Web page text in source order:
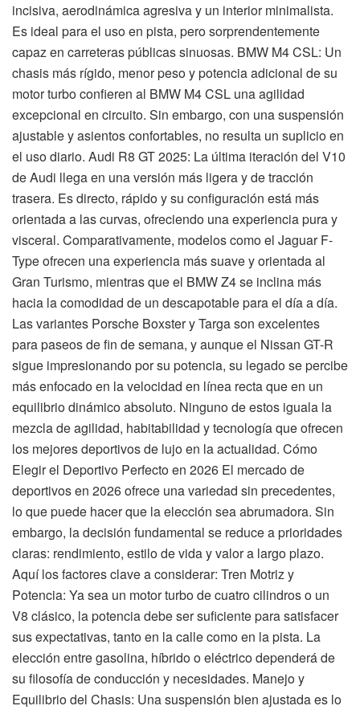
incisiva, aerodinámica agresiva y un interior minimalista.
Es ideal para el uso en pista, pero sorprendentemente
capaz en carreteras públicas sinuosas. BMW M4 CSL: Un
chasis más rígido, menor peso y potencia adicional de su
motor turbo confieren al BMW M4 CSL una agilidad
excepcional en circuito. Sin embargo, con una suspensión
ajustable y asientos confortables, no resulta un suplicio en
el uso diario. Audi R8 GT 2025: La última iteración del V10
de Audi llega en una versión más ligera y de tracción
trasera. Es directo, rápido y su configuración está más
orientada a las curvas, ofreciendo una experiencia pura y
visceral. Comparativamente, modelos como el Jaguar F-
Type ofrecen una experiencia más suave y orientada al
Gran Turismo, mientras que el BMW Z4 se inclina más
hacia la comodidad de un descapotable para el día a día.
Las variantes Porsche Boxster y Targa son excelentes
para paseos de fin de semana, y aunque el Nissan GT-R
sigue impresionando por su potencia, su legado se percibe
más enfocado en la velocidad en línea recta que en un
equilibrio dinámico absoluto. Ninguno de estos iguala la
mezcla de agilidad, habitabilidad y tecnología que ofrecen
los mejores deportivos de lujo en la actualidad. Cómo
Elegir el Deportivo Perfecto en 2026 El mercado de
deportivos en 2026 ofrece una variedad sin precedentes,
lo que puede hacer que la elección sea abrumadora. Sin
embargo, la decisión fundamental se reduce a prioridades
claras: rendimiento, estilo de vida y valor a largo plazo.
Aquí los factores clave a considerar: Tren Motriz y
Potencia: Ya sea un motor turbo de cuatro cilindros o un
V8 clásico, la potencia debe ser suficiente para satisfacer
sus expectativas, tanto en la calle como en la pista. La
elección entre gasolina, híbrido o eléctrico dependerá de
su filosofía de conducción y necesidades. Manejo y
Equilibrio del Chasis: Una suspensión bien ajustada es lo